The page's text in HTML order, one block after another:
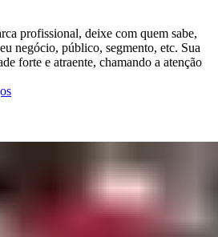
profissional, deixe com quem sabe,
negócio, público, segmento, etc. Sua
forte e atraente, chamando a atenção